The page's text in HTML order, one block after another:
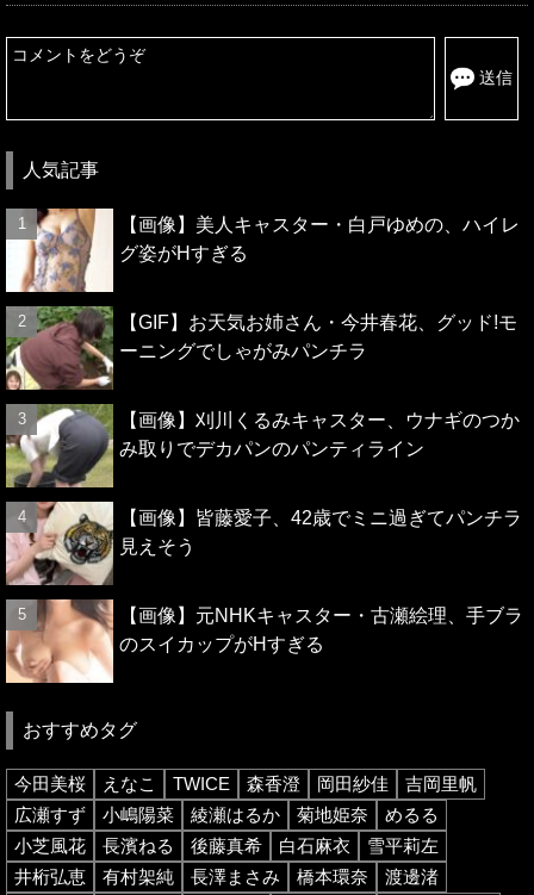
送信
人気記事
【画像】美人キャスター・白戸ゆめの、ハイレ
グ姿がHすぎる
【GIF】お天気お姉さん・今井春花、グッド!モ
ーニングでしゃがみパンチラ
【画像】刈川くるみキャスター、ウナギのつか
み取りでデカパンのパンティライン
【画像】皆藤愛子、42歳でミニ過ぎてパンチラ
見えそう
【画像】元NHKキャスター・古瀬絵理、手ブラ
のスイカップがHすぎる
おすすめタグ
今田美桜 えなこ TWICE 森香澄 岡田紗佳
吉岡里帆
広瀬すず
小嶋陽菜 綾瀬はるか 菊地姫奈
めるる
小芝風花
長濱ねる 後藤真希 白石麻衣
雪平莉左
井桁弘恵
有村架純 長澤まさみ 橋本環奈
渡邊渚